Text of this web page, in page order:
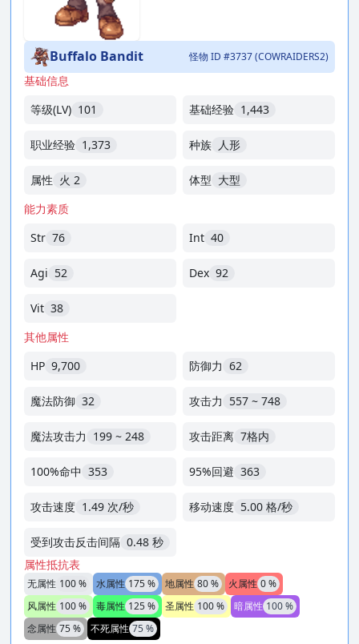
Buffalo Bandit 怪物 ID #3737 (COWRAIDERS2)
基础信息
等级(LV) 101 基础经验 1,443
职业经验 1,373 种族 人形
属性 火 2 体型 大型
能力素质
Str 76 Int 40
Agi 52 Dex 92
Vit 38
其他属性
HP 9,700 防御力 62
魔法防御 32 攻击力 557 ~ 748
魔法攻击力 199 ~ 248 攻击距离 7格内
100%命中 353 95%回避 363
攻击速度 1.49 次/秒 移动速度 5.00 格/秒
受到攻击反击间隔 0.48 秒
属性抵抗表
无属性 100 % 水属性 175 % 地属性 80 % 火属性 0 %
风属性 100 % 毒属性 125 % 圣属性 100 % 暗属性 100 %
念属性 75 % 不死属性 75 %